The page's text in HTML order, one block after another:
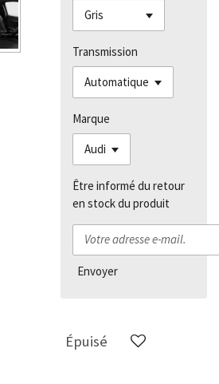
Transmission
Marque
Être informé du retour
en stock du produit
Envoyer
Épuisé